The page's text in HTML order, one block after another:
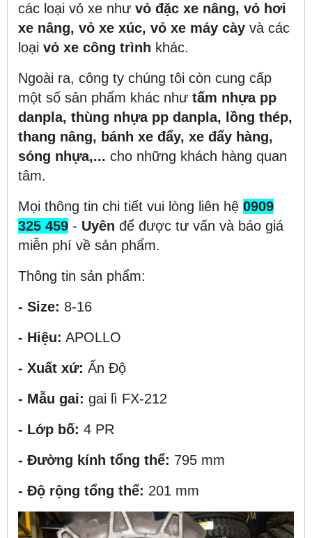
các loại vỏ xe như vỏ đặc xe nâng, vỏ hơi
xe nâng, vỏ xe xúc, vỏ xe máy cày và các
loại vỏ xe công trình khác.
Ngoài ra, công ty chúng tôi còn cung cấp
một số sản phẩm khác như tấm nhựa pp
danpla, thùng nhựa pp danpla, lồng thép,
thang nâng, bánh xe đẩy, xe đẩy hàng,
sóng nhựa,... cho những khách hàng quan
tâm.
Mọi thông tin chi tiết vui lòng liên hệ 0909
325 459 - Uyên để được tư vấn và báo giá
miễn phí về sản phẩm.
Thông tin sản phẩm:
- Size: 8-16
- Hiệu: APOLLO
- Xuất xứ: Ấn Độ
- Mẫu gai: gai lì FX-212
- Lớp bố: 4 PR
- Đường kính tổng thể: 795 mm
- Độ rộng tổng thể: 201 mm